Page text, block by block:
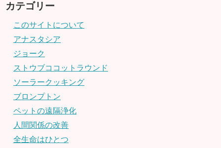
カテゴリー
このサイトについて
アナスタシア
ジョーク
ストウブココットラウンド
ソーラークッキング
ブロンプトン
ペットの遠隔浄化
人間関係の改善
全生命はひとつ